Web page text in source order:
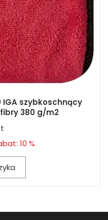
IGA szybkoschnący
380 g/m2
10 %